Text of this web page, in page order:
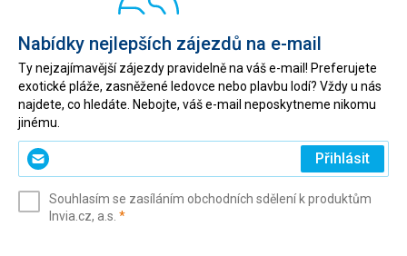
Nabídky nejlepších zájezdů na e-mail
Ty nejzajímavější zájezdy pravidelně na váš e-mail! Preferujete
exotické pláže, zasněžené ledovce nebo plavbu lodí? Vždy u nás
najdete, co hledáte. Nebojte, váš e-mail neposkytneme nikomu
jinému.
Zadejte
svůj
(povinné)
Přihlásit
Souhlasím se zasíláním obchodních sdělení k produktům
Invia.cz, a.s. *(povinné)